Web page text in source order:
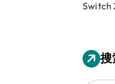
Switch
搜